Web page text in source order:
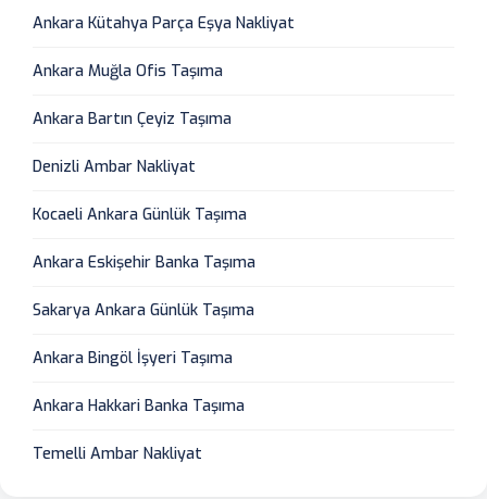
Ankara Kütahya Parça Eşya Nakliyat
Ankara Muğla Ofis Taşıma
Ankara Bartın Çeyiz Taşıma
Denizli Ambar Nakliyat
Kocaeli Ankara Günlük Taşıma
Ankara Eskişehir Banka Taşıma
Sakarya Ankara Günlük Taşıma
Ankara Bingöl İşyeri Taşıma
Ankara Hakkari Banka Taşıma
Temelli Ambar Nakliyat